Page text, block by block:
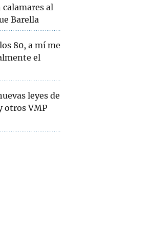
calamares al
Barella
80, a mí me
el
leyes de
otros VMP